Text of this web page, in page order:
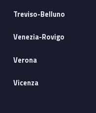
Treviso-Belluno
Venezia-Rovigo
Verona
Vicenza